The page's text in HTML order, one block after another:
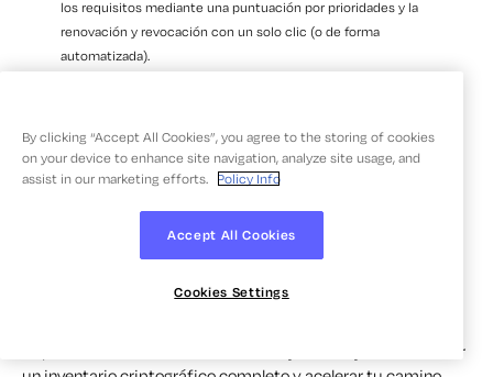
los requisitos mediante una puntuación por prioridades y la
renovación y revocación con un solo clic (o de forma
automatizada).
criptográfico.
Una base para la agilidad criptográfica y la preparación para la
criptografía poscuántica (PQC), que incluye compatibilidad
integrada para probar certificados híbridos y poscuánticos
conKeyfactorEJBCA, y la firma de código resistente a la
computación cuántica conKeyfactor SignServer.
implementación? Descubre cómoKeyfactor ayudarte a crear
By clicking “Accept All Cookies”, you agree to the storing of cookies
on your device to enhance site navigation, analyze site usage, and
assist in our marketing efforts.
Policy Info
Accept All Cookies
Cookies Settings